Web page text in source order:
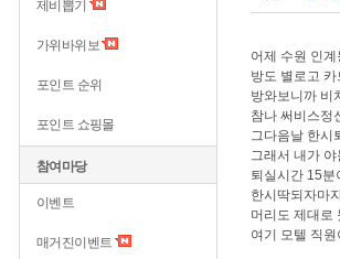
제비뽑기
가위바위보
포인트 순위
포인트 쇼핑몰
참여마당
이벤트
매거진이벤트
어제 수원 인
방도 별로고
방와보니까 비
참나 써비스정
그다음날 한시
그래서 내가
퇴실시간 15분
한시딱되자마
머리도 제대로
여기 모텔 직